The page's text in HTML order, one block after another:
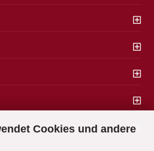
Cookies und andere